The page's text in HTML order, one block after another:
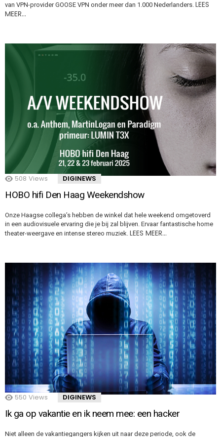
van VPN-provider GOOSE VPN onder meer dan 1.000 Nederlanders. LEES
MEER…
508 Views DIGINEWS
HOBO hifi Den Haag Weekendshow
Onze Haagse collega’s hebben de winkel dat hele weekend omgetoverd
in een audiovisuele ervaring die je bij zal blijven. Ervaar fantastische home
theater-weergave en intense stereo muziek. LEES MEER…
550 Views DIGINEWS
Ik ga op vakantie en ik neem mee: een hacker
Niet alleen de vakantiegangers kijken uit naar deze periode, ook de